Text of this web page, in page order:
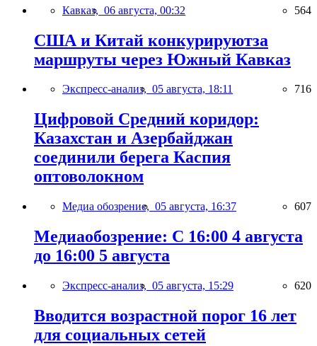
Кавказ, 06 августа, 00:32 564
США и Китай конкурируютза
маршруты через Южный Кавказ
Экспресс-анализ, 05 августа, 18:11 716
Цифровой Средний коридор:
Казахстан и Азербайджан
соединили берега Каспия
оптоволокном
Медиа обозрение, 05 августа, 16:37 607
Медиаобозрение: С 16:00 4 августа
до 16:00 5 августа
Экспресс-анализ, 05 августа, 15:29 620
Вводится возрастной порог 16 лет
для социальных сетей